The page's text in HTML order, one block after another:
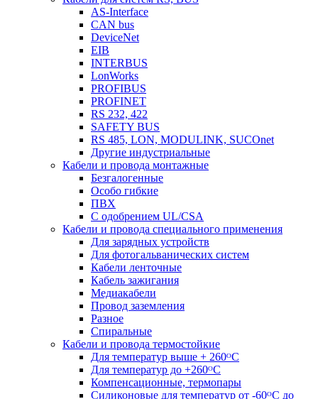
AS-Interface
CAN bus
DeviceNet
EIB
INTERBUS
LonWorks
PROFIBUS
PROFINET
RS 232, 422
SAFETY BUS
RS 485, LON, MODULINK, SUCOnet
Другие индустриальные
Кабели и провода монтажные
Безгалогенные
Особо гибкие
ПВХ
С одобрением UL/CSA
Кабели и провода специального применения
Для зарядных устройств
Для фотогальванических систем
Кабели ленточные
Кабель зажигания
Медиакабели
Провод заземления
Разное
Спиральные
Кабели и провода термостойкие
Для температур выше + 260ᴼС
Для температур до +260ᴼС
Компенсационные, термопары
Силиконовые для температур от -60ᴼC до